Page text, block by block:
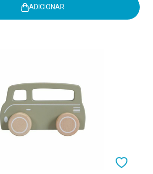
ADICIONAR